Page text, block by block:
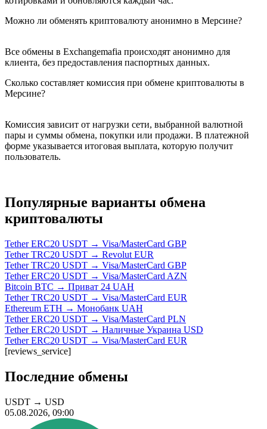
Можно ли обменять криптовалюту анонимно в Мерсине?
Все обмены в Exchangemafia происходят анонимно для
клиента, без предоставления паспортных данных.
Сколько составляет комиссия при обмене криптовалюты в
Мерсине?
Комиссия зависит от нагрузки сети, выбранной валютной
пары и суммы обмена, покупки или продажи. В платежной
форме указывается итоговая выплата, которую получит
пользователь.
Популярные варианты обмена
криптовалюты
Tether ERC20 USDT → Visa/MasterCard GBP
Tether TRC20 USDT → Revolut EUR
Tether TRC20 USDT → Visa/MasterCard GBP
Tether ERC20 USDT → Visa/MasterCard AZN
Bitcoin BTC → Приват 24 UAH
Tether TRC20 USDT → Visa/MasterCard EUR
Ethereum ETH → Монобанк UAH
Tether ERC20 USDT → Visa/MasterCard PLN
Tether ERC20 USDT → Наличные Украина USD
Tether ERC20 USDT → Visa/MasterCard EUR
[reviews_service]
Последние обмены
USDT → USD
05.08.2026, 09:00